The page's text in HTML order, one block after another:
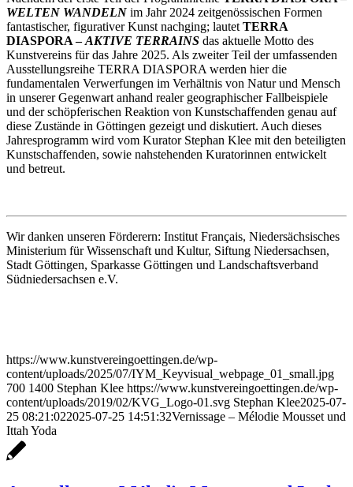
WELTEN WANDELN im Jahr 2024 zeitgenössischen Formen
fantastischer, figurativer Kunst nachging; lautet TERRA
DIASPORA –AKTIVE TERRAINS das aktuelle Motto des
Kunstvereins für das Jahre 2025. Als zweiter Teil der umfassenden
Ausstellungsreihe TERRA DIASPORA werden hier die
fundamentalen Verwerfungen im Verhältnis von Natur und Mensch
in unserer Gegenwart anhand realer geographischer Fallbeispiele
und der schöpferischen Reaktion von Kunstschaffenden genau auf
diese Zustände in Göttingen gezeigt und diskutiert. Auch dieses
Jahresprogramm wird vom Kurator Stephan Klee mit den beteiligten
Kunstschaffenden, sowie nahstehenden Kuratorinnen entwickelt
und betreut.
Wir danken unseren Förderern: Institut Français, Niedersächsisches
Ministerium für Wissenschaft und Kultur, Siftung Niedersachsen,
Stadt Göttingen, Sparkasse Göttingen und Landschaftsverband
Südniedersachsen e.V.
https://www.kunstvereingoettingen.de/wp-
content/uploads/2025/07/IYM_Keyvisual_webpage_01_small.jpg
700 1400 Stephan Klee https://www.kunstvereingoettingen.de/wp-
content/uploads/2019/02/KVG_Logo-01.svg Stephan Klee2025-07-
25 08:21:022025-07-25 14:51:32Vernissage – Mélodie Mousset und
Ittah Yoda